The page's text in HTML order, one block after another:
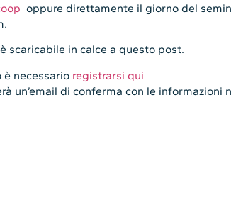
oppure direttamente il giorno del
scaricabile in calce a questo post.
è necessario registrarsi qui
un’email di conferma con le informazioni